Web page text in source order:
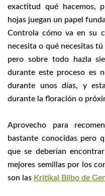
exactitud qué hacemos,
hojas juegan un papel
Controla cómo va en su
necesita o qué necesitas
pero sobre todo hazla
durante este proceso es
durante unos días, y
durante la floración o
Aprovecho para
bastante conocidas pero
que se deberían
mejores semillas por los
son las Kritikal Bilbo de